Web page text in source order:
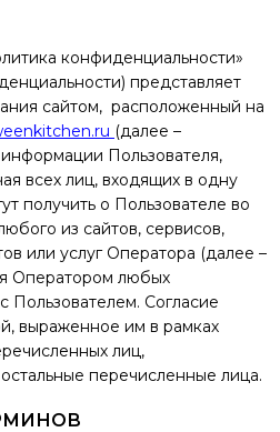
2018 г.
конфиденциальности»
представляет
сайтом, расположенный на
(далее –
Пользователя,
всех лиц, входящих в одну
получить о Пользователе во
из сайтов, сервисов,
или услуг Оператора (далее –
Оператором любых
Пользователем. Согласие
выраженное им в рамках
лиц,
перечисленные лица.